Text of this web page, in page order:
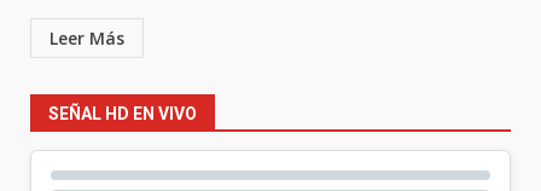
Leer Más
SEÑAL HD EN VIVO